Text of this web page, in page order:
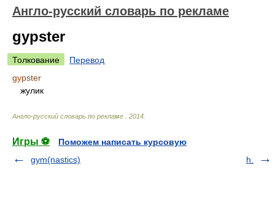
Англо-русский словарь по рекламе
gypster
Толкование
Перевод
gypster
жулик
Англо-русский словарь по рекламе 2014
Игры ⚽
Поможем написать курсовую
gym(nastics)
h.